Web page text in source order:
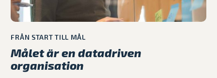
FRÅN START TILL MÅL
Målet är en datadriven
organisation